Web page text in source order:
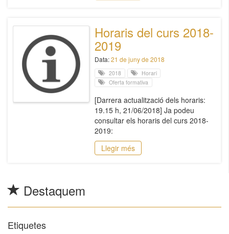
Horaris del curs 2018-
2019
Data:21 de juny de 2018
2018
Horari
Oferta formativa
[Darrera actualització dels horaris:
19.15 h, 21/06/2018] Ja podeu
consultar els horaris del curs 2018-
2019:
Llegir més
Destaquem
Etiquetes